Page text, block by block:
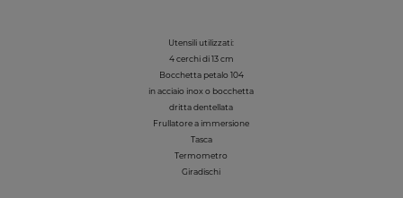
Utensili utilizzati:
4 cerchi di 13 cm
Bocchetta petalo 104
in acciaio inox o bocchetta
dritta dentellata
Frullatore a immersione
Tasca
Termometro
Giradischi